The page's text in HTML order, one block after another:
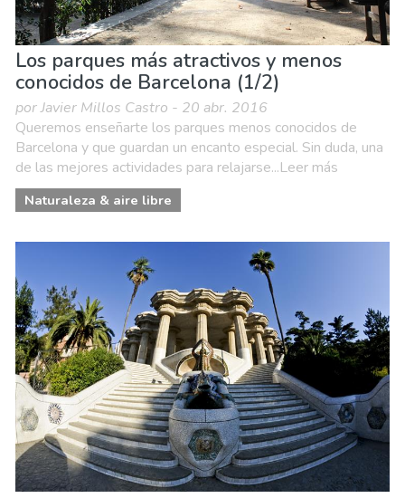
Los parques más atractivos y menos
conocidos de Barcelona (1/2)
por Javier Millos Castro - 20 abr. 2016
Queremos enseñarte los parques menos conocidos de
Barcelona y que guardan un encanto especial. Sin duda, una
de las mejores actividades para relajarse...Leer más
Naturaleza & aire libre